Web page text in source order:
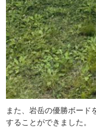
また、岩岳の優勝ボード
することができました。